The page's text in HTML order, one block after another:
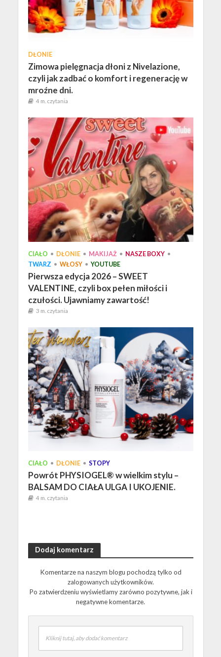
DŁONIE
Zimowa pielęgnacja dłoni z Nivelazione,
czyli jak zadbać o komfort i regenerację w
mroźne dni.
4 m. czytania
CIAŁO • DŁONIE • MAKIJAŻ • NASZE BOXY •
TWARZ • WŁOSY • YOUTUBE
Pierwsza edycja 2026 – SWEET
VALENTINE, czyli box pełen miłości i
czułości. Ujawniamy zawartość!
3 m. czytania
CIAŁO • DŁONIE • STOPY
Powrót PHYSIOGEL® w wielkim stylu –
BALSAM DO CIAŁA ULGA I UKOJENIE.
4 m. czytania
Dodaj komentarz
Komentarze na naszym blogu pochodzą tylko od
zalogowanych użytkowników.
Po zatwierdzeniu wyświetlamy zarówno pozytywne, jak i
negatywne komentarze.
Kliknij tutaj, aby dodać komentarz